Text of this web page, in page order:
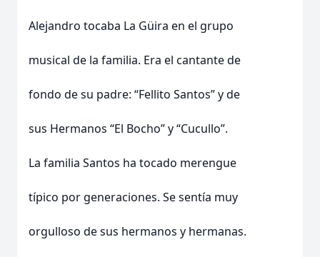
Alejandro tocaba La Güira en el grupo
musical de la familia. Era el cantante de
fondo de su padre: “Fellito Santos” y de
sus Hermanos “El Bocho” y “Cucullo”.
La familia Santos ha tocado merengue
típico por generaciones. Se sentía muy
orgulloso de sus hermanos y hermanas.